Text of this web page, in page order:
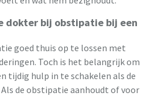
dokter bij obstipatie bij een
goed thuis op te lossen met
Toch is het belangrijk om
tijdig hulp in te schakelen als de
de obstipatie aanhoudt of voor